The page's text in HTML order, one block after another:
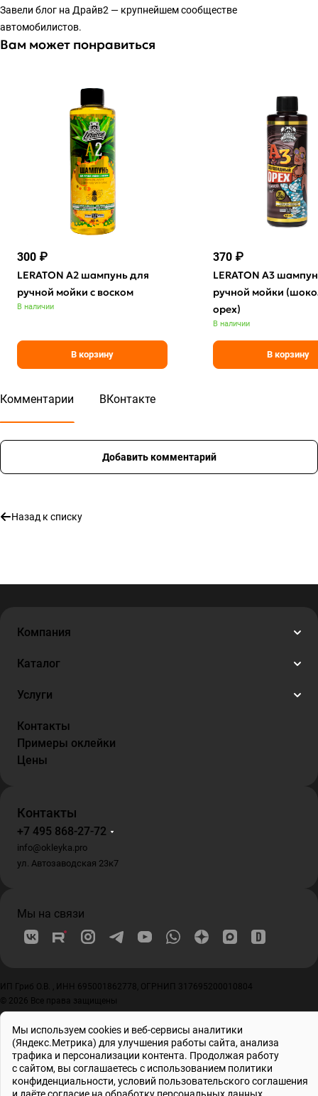
Завели блог на Драйв2 — крупнейшем сообществе
автомобилистов.
Вам может понравиться
300 ₽
LERATON A2 шампунь для
ручной мойки с воском
В наличии
В корзину
370 ₽
LERATON A3
ручной мойки
орех)
В наличии
В корзину
Комментарии ВКонтакте
Добавить комментарий
Назад к списку
Компания
Каталог
Услуги
Контакты
Примеры оклейки
Цены
Контакты
+7 495 868-27-72
info@okleyka.pro
ул. Автозаводская 23к7
Мы на связи
ИП Гриб О.В. , ИНН 695001862778, ОГРНИП 317695200010804
© 2026 Все права защищены
Мы используем cookies и веб-сервисы аналитики
(Яндекс.Метрика) для улучшения работы сайта, анализа
трафика и персонализации контента. Продолжая работу
с сайтом, вы соглашаетесь с использованием политики
конфиденциальности, условий пользовательского соглашения